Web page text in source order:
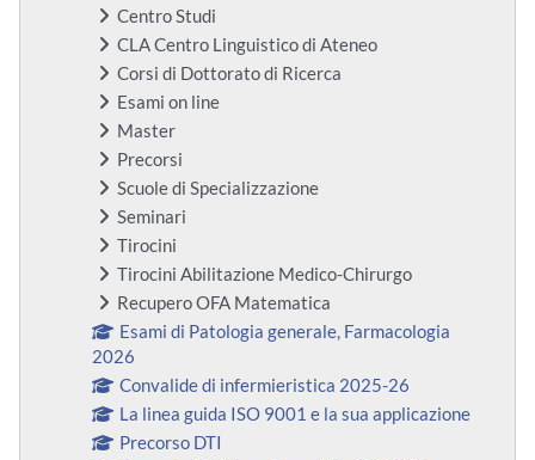
Centro Studi
CLA Centro Linguistico di Ateneo
Corsi di Dottorato di Ricerca
Esami on line
Master
Precorsi
Scuole di Specializzazione
Seminari
Tirocini
Tirocini Abilitazione Medico-Chirurgo
Recupero OFA Matematica
Esami di Patologia generale, Farmacologia
2026
Convalide di infermieristica 2025-26
La linea guida ISO 9001 e la sua applicazione
Precorso DTI